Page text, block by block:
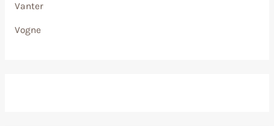
Vanter
Vogne